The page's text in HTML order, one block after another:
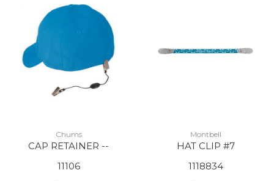
Chums
CAP RETAINER --
11106
Montbell
HAT CLIP #7
1118834